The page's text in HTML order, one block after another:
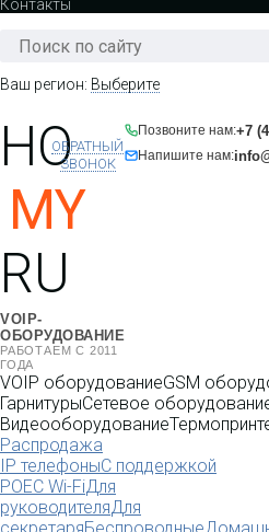
Контакты
Ваш регион: Выберите
HO
MY
RU
VOIP-
ОБОРУДОВАНИЕ
РАБОТАЕМ С 2011
ГОДА
Позвоните нам:+7
Напишите нам:
ОБРАТНЫЙ
ЗВОНОК
VOIP оборудованиеGSM
ГарнитурыСетевое
Видеооборудование
Распродажа
IP телефоныС поддержкой
POEC Wi-FiДля
руководителяДля